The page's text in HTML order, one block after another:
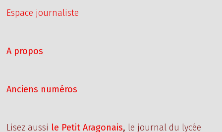
Espace journaliste
A propos
Anciens numéros
Lisez aussi le Petit Aragonais, le journal du lycée